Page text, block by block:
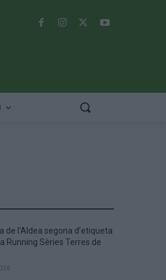
de l’Aldea segona d’etiqueta
Running Sèries Terres de